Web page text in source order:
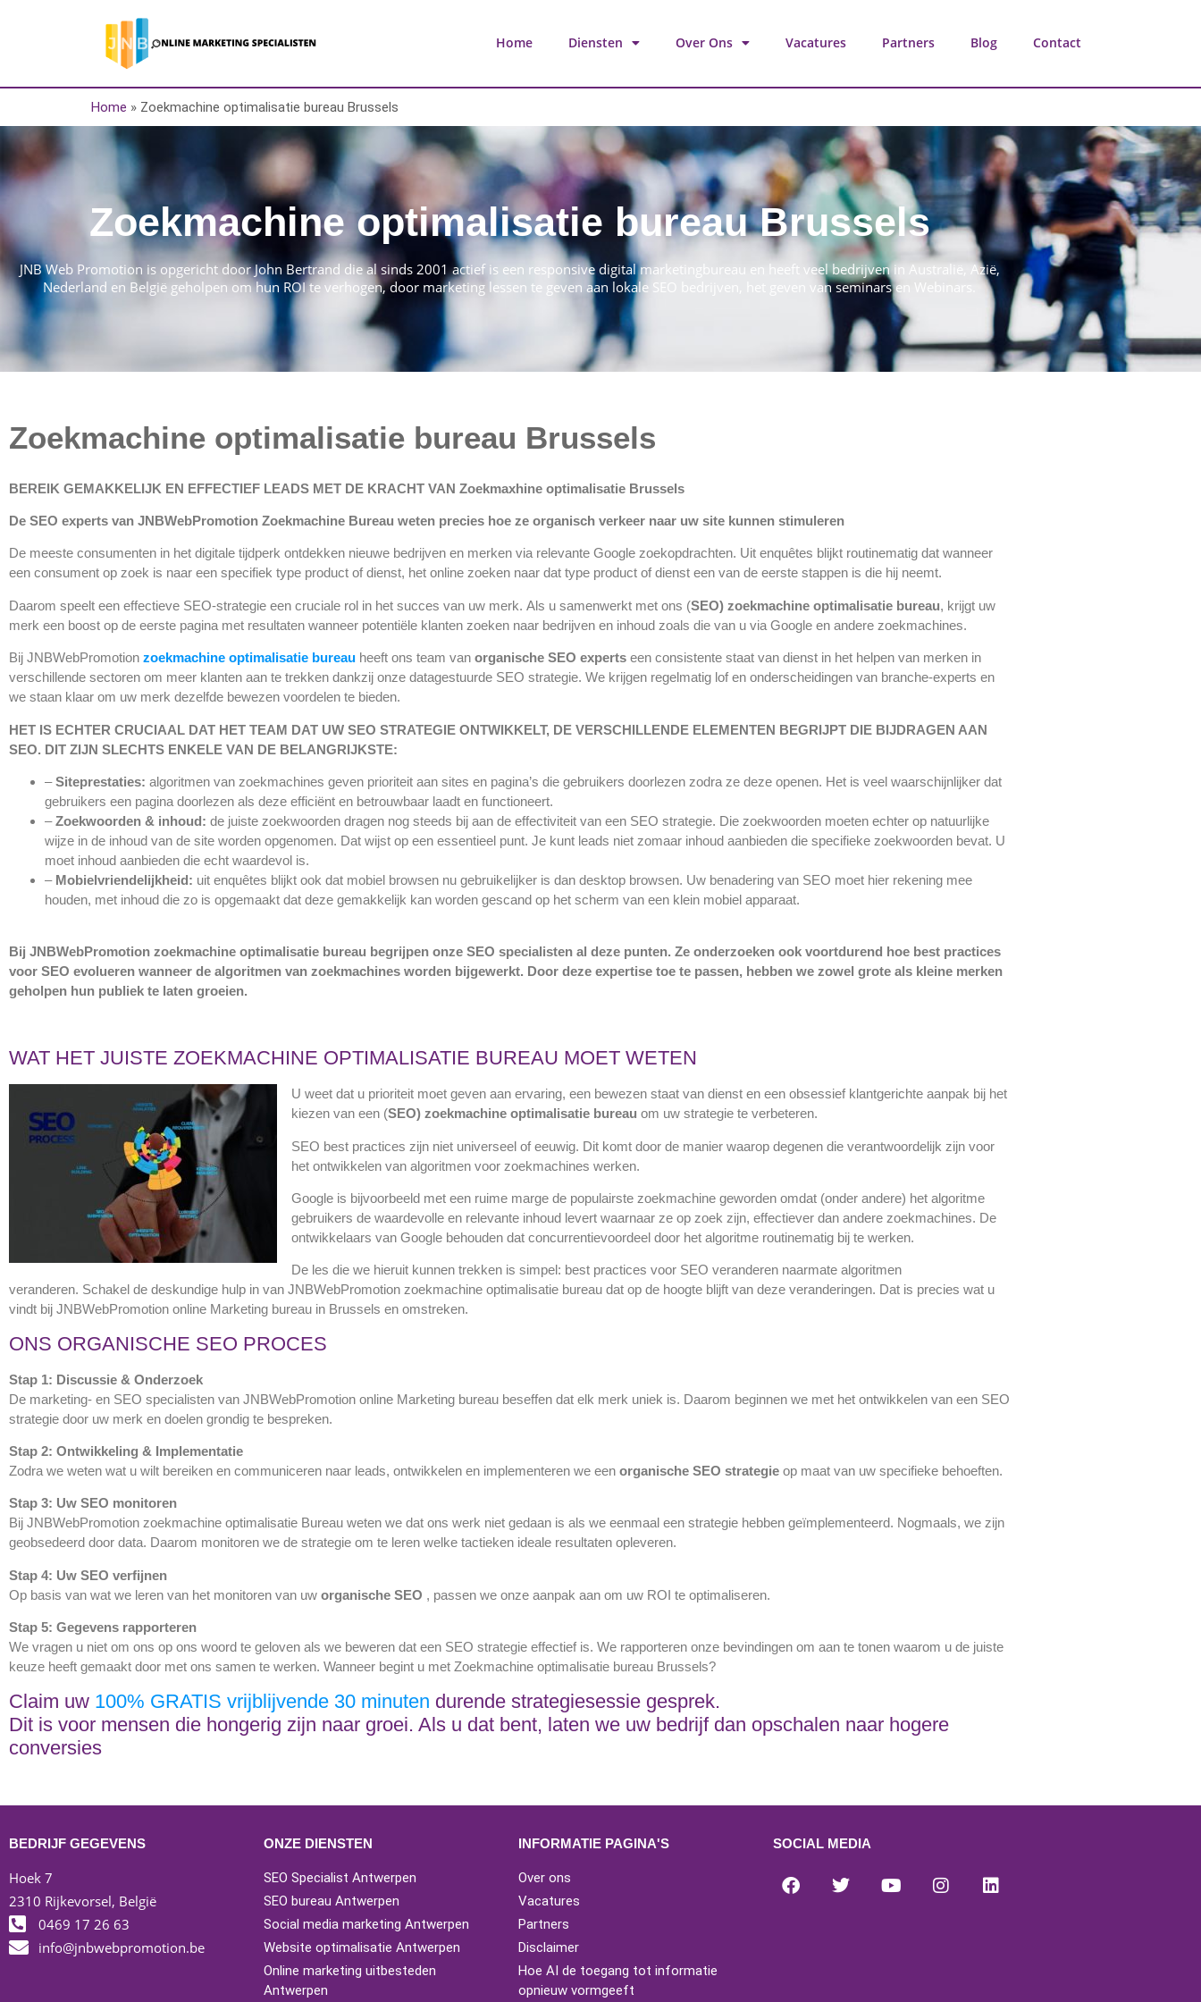
Home Diensten Over Ons Vacatures Partners Blog Contact
Home » Zoekmachine optimalisatie bureau Brussels
Zoekmachine optimalisatie bureau Brussels
JNB Web Promotion is opgericht door John Bertrand die al sinds 2001 actief is een responsive digital marketingbureau en heeft veel bedrijven in Australië, Azië,
Nederland en België geholpen om hun ROI te verhogen, door marketing lessen te geven aan lokale SEO bedrijven, het geven van seminars en Webinars.
Zoekmachine optimalisatie bureau Brussels
BEREIK GEMAKKELIJK EN EFFECTIEF LEADS MET DE KRACHT VAN Zoekmaxhine optimalisatie Brussels
De SEO experts van JNBWebPromotion Zoekmachine Bureau weten precies hoe ze organisch verkeer naar uw site kunnen stimuleren
De meeste consumenten in het digitale tijdperk ontdekken nieuwe bedrijven en merken via relevante Google zoekopdrachten. Uit enquêtes blijkt routinematig dat wanneer
een consument op zoek is naar een specifiek type product of dienst, het online zoeken naar dat type product of dienst een van de eerste stappen is die hij neemt.
Daarom speelt een effectieve SEO-strategie een cruciale rol in het succes van uw merk. Als u samenwerkt met ons (SEO) zoekmachine optimalisatie bureau, krijgt uw
merk een boost op de eerste pagina met resultaten wanneer potentiële klanten zoeken naar bedrijven en inhoud zoals die van u via Google en andere zoekmachines.
Bij JNBWebPromotion zoekmachine optimalisatie bureau heeft ons team van organische SEO experts een consistente staat van dienst in het helpen van merken in
verschillende sectoren om meer klanten aan te trekken dankzij onze datagestuurde SEO strategie. We krijgen regelmatig lof en onderscheidingen van branche-experts en
we staan klaar om uw merk dezelfde bewezen voordelen te bieden.
HET IS ECHTER CRUCIAAL DAT HET TEAM DAT UW SEO STRATEGIE ONTWIKKELT, DE VERSCHILLENDE ELEMENTEN BEGRIJPT DIE BIJDRAGEN AAN
SEO. DIT ZIJN SLECHTS ENKELE VAN DE BELANGRIJKSTE:
–Siteprestaties: algoritmen van zoekmachines geven prioriteit aan sites en pagina’s die gebruikers doorlezen zodra ze deze openen. Het is veel waarschijnlijker dat
gebruikers een pagina doorlezen als deze efficiënt en betrouwbaar laadt en functioneert.
–Zoekwoorden & inhoud: de juiste zoekwoorden dragen nog steeds bij aan de effectiviteit van een SEO strategie. Die zoekwoorden moeten echter op natuurlijke
wijze in de inhoud van de site worden opgenomen. Dat wijst op een essentieel punt. Je kunt leads niet zomaar inhoud aanbieden die specifieke zoekwoorden bevat. U
moet inhoud aanbieden die echt waardevol is.
– Mobielvriendelijkheid: uit enquêtes blijkt ook dat mobiel browsen nu gebruikelijker is dan desktop browsen. Uw benadering van SEO moet hier rekening mee
houden, met inhoud die zo is opgemaakt dat deze gemakkelijk kan worden gescand op het scherm van een klein mobiel apparaat.
Bij JNBWebPromotion zoekmachine optimalisatie bureau begrijpen onze SEO specialisten al deze punten. Ze onderzoeken ook voortdurend hoe best practices
voor SEO evolueren wanneer de algoritmen van zoekmachines worden bijgewerkt. Door deze expertise toe te passen, hebben we zowel grote als kleine merken
geholpen hun publiek te laten groeien.
WAT HET JUISTE ZOEKMACHINE OPTIMALISATIE BUREAU MOET WETEN
U weet dat u prioriteit moet geven aan ervaring, een bewezen staat van dienst en een obsessief klantgerichte aanpak bij het
kiezen van een (SEO) zoekmachine optimalisatie bureau om uw strategie te verbeteren.
SEO best practices zijn niet universeel of eeuwig. Dit komt door de manier waarop degenen die verantwoordelijk zijn voor
het ontwikkelen van algoritmen voor zoekmachines werken.
Google is bijvoorbeeld met een ruime marge de populairste zoekmachine geworden omdat (onder andere) het algoritme
gebruikers de waardevolle en relevante inhoud levert waarnaar ze op zoek zijn, effectiever dan andere zoekmachines. De
ontwikkelaars van Google behouden dat concurrentievoordeel door het algoritme routinematig bij te werken.
De les die we hieruit kunnen trekken is simpel: best practices voor SEO veranderen naarmate algoritmen
veranderen. Schakel de deskundige hulp in van JNBWebPromotion zoekmachine optimalisatie bureau dat op de hoogte blijft van deze veranderingen. Dat is precies wat u
vindt bij JNBWebPromotion online Marketing bureau in Brussels en omstreken.
ONS ORGANISCHE SEO PROCES
Stap 1: Discussie & Onderzoek
De marketing- en SEO specialisten van JNBWebPromotion online Marketing bureau beseffen dat elk merk uniek is. Daarom beginnen we met het ontwikkelen van een SEO
strategie door uw merk en doelen grondig te bespreken.
Stap 2: Ontwikkeling & Implementatie
Zodra we weten wat u wilt bereiken en communiceren naar leads, ontwikkelen en implementeren we een organische SEO strategie op maat van uw specifieke behoeften.
Stap 3: Uw SEO monitoren
Bij JNBWebPromotion zoekmachine optimalisatie Bureau weten we dat ons werk niet gedaan is als we eenmaal een strategie hebben geïmplementeerd. Nogmaals, we zijn
geobsedeerd door data. Daarom monitoren we de strategie om te leren welke tactieken ideale resultaten opleveren.
Stap 4: Uw SEO verfijnen
Op basis van wat we leren van het monitoren van uw organische SEO , passen we onze aanpak aan om uw ROI te optimaliseren.
Stap 5: Gegevens rapporteren
We vragen u niet om ons op ons woord te geloven als we beweren dat een SEO strategie effectief is. We rapporteren onze bevindingen om aan te tonen waarom u de juiste
keuze heeft gemaakt door met ons samen te werken. Wanneer begint u met Zoekmachine optimalisatie bureau Brussels?
Claim uw 100% GRATIS vrijblijvende 30 minuten durende strategiesessie gesprek.
Dit is voor mensen die hongerig zijn naar groei. Als u dat bent, laten we uw bedrijf dan opschalen naar hogere
conversies
BEDRIJF GEGEVENS
Hoek 7
2310 Rijkevorsel, België
0469 17 26 63
info@jnbwebpromotion.be
ONZE DIENSTEN
SEO Specialist Antwerpen
SEO bureau Antwerpen
Social media marketing Antwerpen
Website optimalisatie Antwerpen
Online marketing uitbesteden
Antwerpen
INFORMATIE PAGINA'S
Over ons
Vacatures
Partners
Disclaimer
Hoe AI de toegang tot informatie
opnieuw vormgeeft
SOCIAL MEDIA